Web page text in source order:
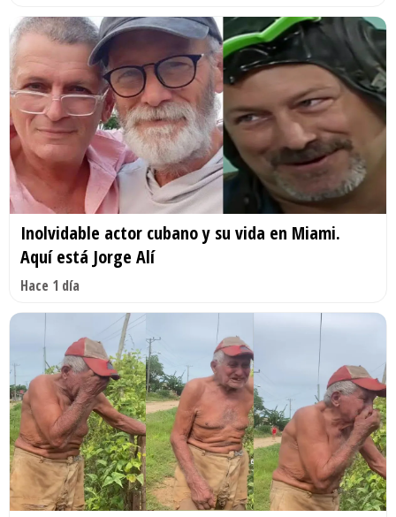
Inolvidable actor cubano y su vida en Miami.
Aquí está Jorge Alí
Hace 1 día